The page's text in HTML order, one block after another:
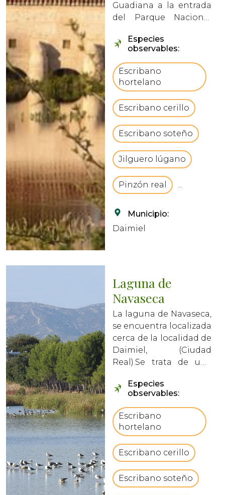
Guadiana a la entrada
del Parque Nacional
trata de un antiguo
molino hidráulico
restaurado y
convertido en Centro
de Visitantes de
carácter etnográfico. Y
que a dia de hoy
conserva ...
Especies
observables:
Escribano
hortelano
Escribano cerillo
Escribano soteño
Jilguero lúgano
Pinzón real ...
Municipio:
Daimiel
Laguna de
Navaseca
La laguna de Navaseca,
se encuentra localizada
cerca de la localidad de
Daimiel, (Ciudad
Real).Se trata de una
origen semi-
endorreico, con
antiguas afloraciones
de aguas subterráneas
de los acuíferos locales.
vbCrLfEs una
interesant...
Especies
observables:
Escribano
hortelano
Escribano cerillo
Escribano soteño